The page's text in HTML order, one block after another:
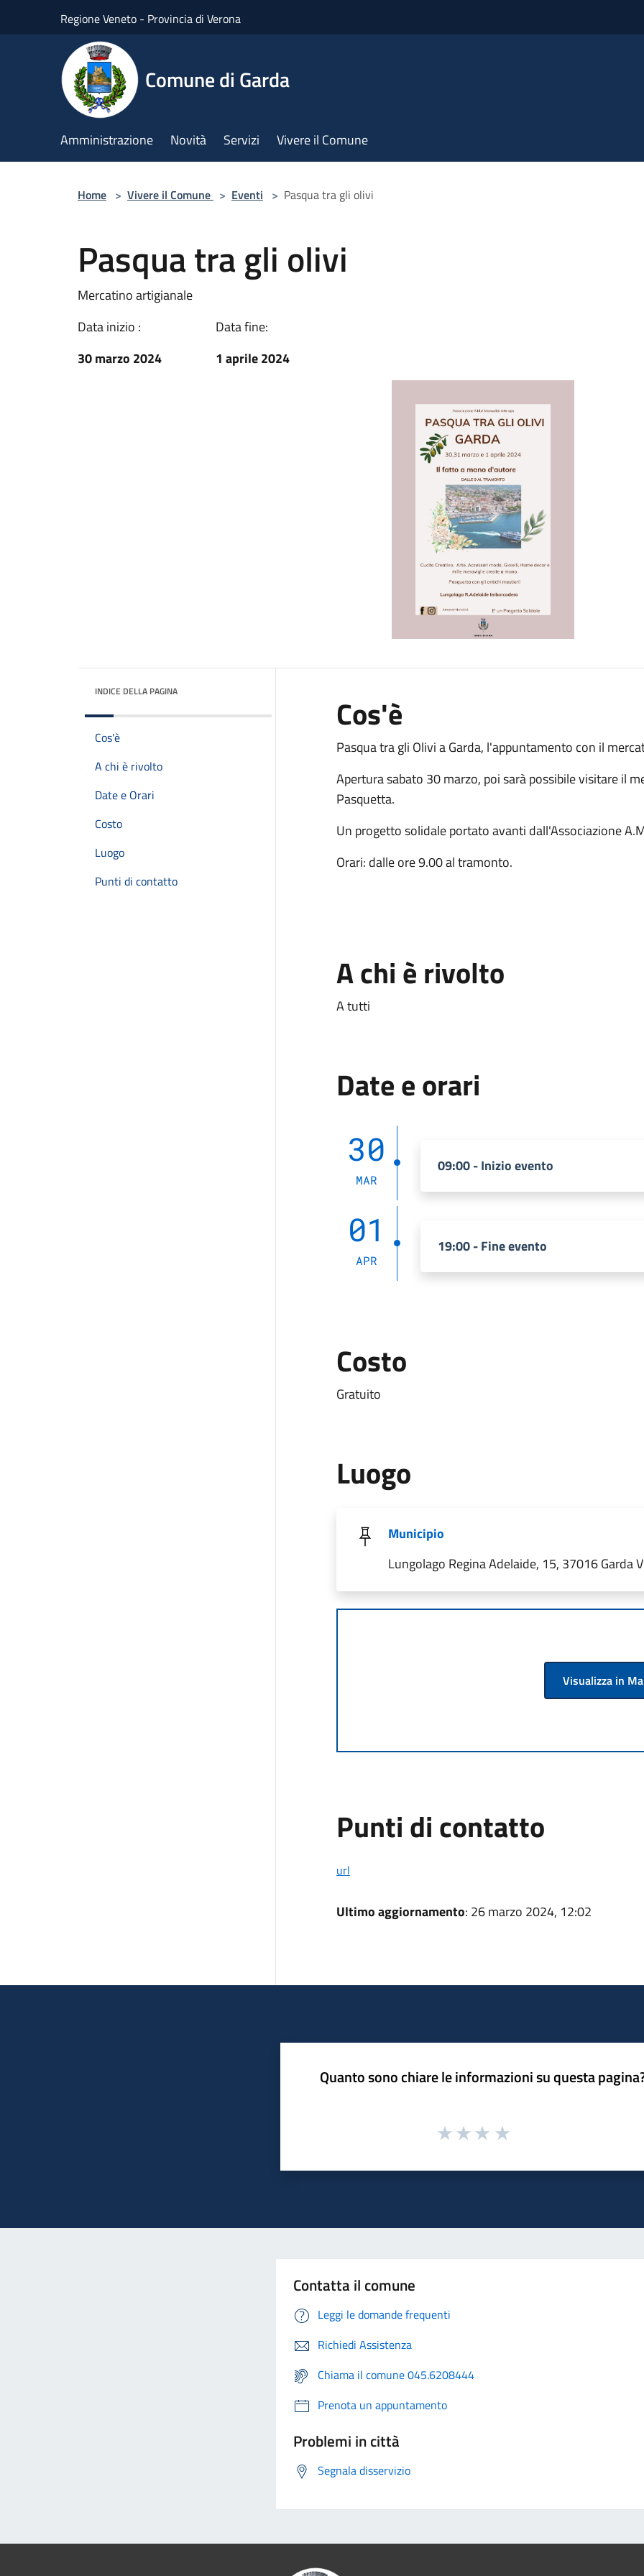
Regione Veneto - Provincia di Verona
Comune di Garda
Amministrazione Novità Servizi Vivere il Comune
Home > Vivere il Comune > Eventi > Pasqua tra gli olivi
Pasqua tra gli olivi
Mercatino artigianale
Data inizio :
30 marzo 2024
Data fine:
1 aprile 2024
INDICE DELLA PAGINA
Cos'è
A chi è rivolto
Date e Orari
Costo
Luogo
Punti di contatto
Cos'è
Pasqua tra gli Olivi a Garda, l'appuntamento con il
Apertura sabato 30 marzo, poi sarà possibile visitare il
Pasquetta.
Un progetto solidale portato avanti dall'Associazione
Orari: dalle ore 9.00 al tramonto.
A chi è rivolto
A tutti
Date e orari
30
MAR
09:00 - Inizio evento
01
APR
19:00 - Fine evento
Costo
Gratuito
Luogo
Municipio
Lungolago Regina Adelaide, 15, 37016 Garda
Visualizza in
Punti di contatto
url
Ultimo aggiornamento: 26 marzo 2024, 12:02
Quanto sono chiare le informazioni su questa
Contatta il comune
Leggi le domande frequenti
Richiedi Assistenza
Chiama il comune 045.6208444
Prenota un appuntamento
Problemi in città
Segnala disservizio